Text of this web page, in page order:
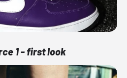
1 - first look